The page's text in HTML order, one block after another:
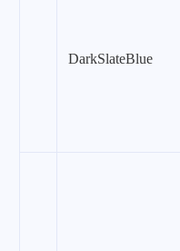
DarkSlateBlue